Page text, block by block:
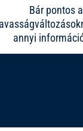
Bár pontos
annyi